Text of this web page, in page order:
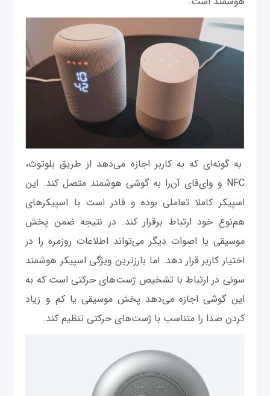
به گونه‌ای که به کاربر اجازه می‌دهد از طریق بلوتوث،
NFC و وای‌فای آن‌را به گوشی هوشمند متصل کند. این
اسپیکر کاملا تعاملی بوده و قادر است با اسپیکرهای
هم‌نوع خود ارتباط برقرار کند. در نتیجه ضمن پخش
موسیقی یا اصوات دیگر می‌تواند اطلاعات روزمره را در
اختیار کاربر قرار دهد. اما بارز‌ترین ویژگی اسپیکر هوشمند
سونی در ارتباط با تشخیص ژست‌های حرکتی است که به
این گوشی اجازه می‌دهد پخش موسیقی یا کم و زیاد
کردن صدا را متناسب با ژست‌های حرکتی تنظیم کند.